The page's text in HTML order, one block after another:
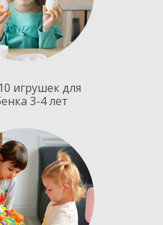
игрушек для
3-4 лет